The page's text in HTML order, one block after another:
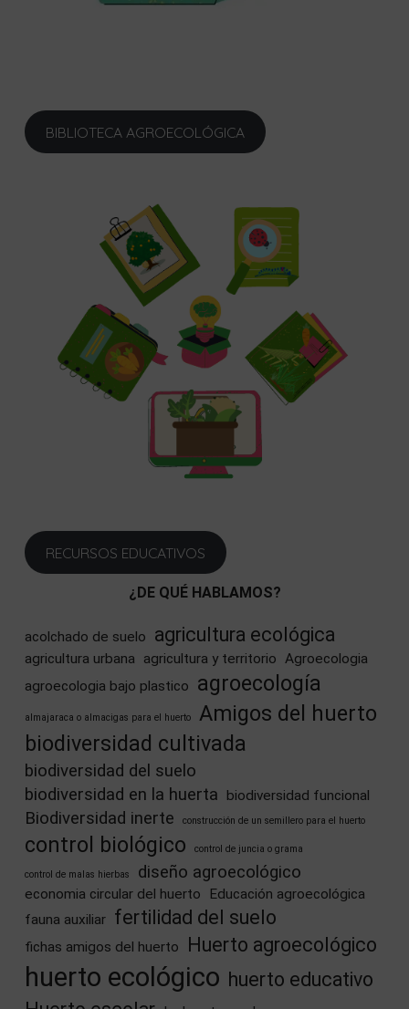
BIBLIOTECA AGROECOLÓGICA
RECURSOS EDUCATIVOS
¿DE QUÉ HABLAMOS?
acolchado de suelo agricultura ecológica
agricultura urbana agricultura y territorio Agroecologia
agroecologia bajo plastico
agroecología
almajaraca o almacigas para el huerto
Amigos del huerto
biodiversidad cultivada
biodiversidad del suelo
biodiversidad en la huerta
biodiversidad funcional
Biodiversidad inerte construcción de un semillero para el huerto
control biológico control de juncia o grama
control de malas hierbas diseño agroecológico
economia circular del huerto
Educación agroecológica
fauna auxiliar fertilidad del suelo
fichas amigos del huerto Huerto agroecológico
huerto ecológico huerto educativo